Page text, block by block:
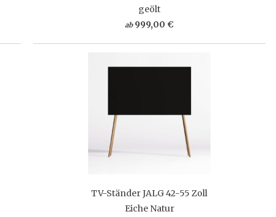
geölt
ab 999,00 €
TV-Ständer JALG 42-55 Zoll
Eiche Natur